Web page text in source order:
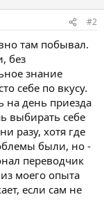
#2
там побывал.
без
знание
себе по вкусу.
на день приезда
выбирать себе
разу, хотя где
были, но -
переводчик
моего опыта
если сам не